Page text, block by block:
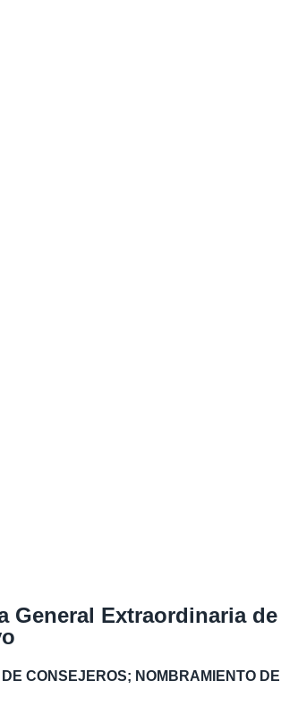
General Extraordinaria de
CONSEJEROS; NOMBRAMIENTO DE